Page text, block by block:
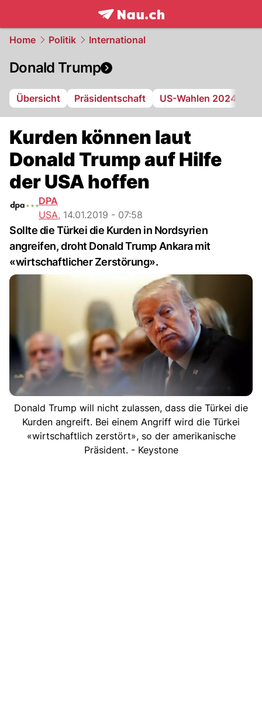
frontpage.NAU.ch
Home Politik International
Donald Trump
Übersicht Präsidentschaft US-Wahlen 2024
Kurden können laut
Donald Trump auf Hilfe
der USA hoffen
DPA
USA, 14.01.2019 - 07:58
Sollte die Türkei die Kurden in Nordsyrien
angreifen, droht Donald Trump Ankara mit
«wirtschaftlicher Zerstörung».
Donald Trump will nicht zulassen, dass die Türkei die
Kurden angreift. Bei einem Angriff wird die Türkei
«wirtschaftlich zerstört», so der amerikanische
Präsident. - Keystone